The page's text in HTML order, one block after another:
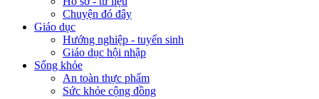
Chuyện đó đây
Giáo dục
Hướng nghiệp - tuyển sinh
Giáo dục hội nhập
Sống khỏe
An toàn thực phẩm
Sức khỏe cộng đồng